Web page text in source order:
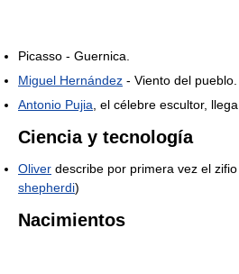
Picasso - Guernica.
Miguel Hernández - Viento del pueblo.
Antonio Pujia , el célebre escultor,
Ciencia y tecnología
Oliver describe por primera vez el
shepherdi)
Nacimientos